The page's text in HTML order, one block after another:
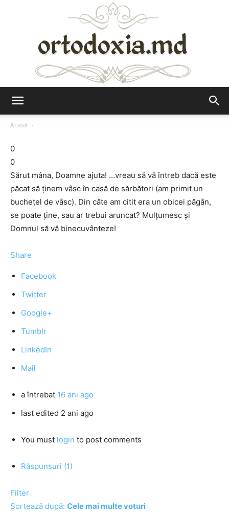
Acasă
0
0
Sărut mâna, Doamne ajuta! …vreau să vă întreb dacă este
păcat să ţinem vâsc în casă de sărbători (am primit un
bucheţel de vâsc). Din câte am citit era un obicei păgân,
se poate ţine, sau ar trebui aruncat? Mulţumesc şi
Domnul să vă binecuvânteze!
Share
Facebook
Twitter
Google+
Tumblr
LinkedIn
Mail
a întrebat 16 ani ago
last edited 2 ani ago
You must login to post comments
Răspunsuri (1)
Filter
Sortează după: Cele mai multe voturi